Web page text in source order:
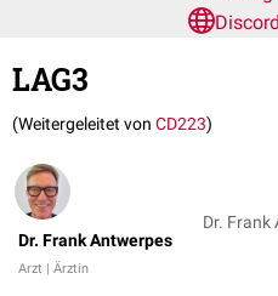
Discord
LAG3
(Weitergeleitet von CD223)
Dr. Frank Antwerpes
Arzt | Ärztin
Dr. Frank